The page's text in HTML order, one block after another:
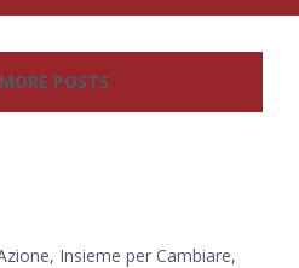
POSTS
Insieme per Cambiare,